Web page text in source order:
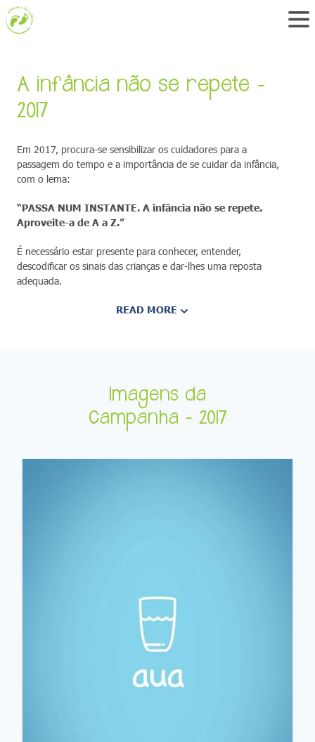
A infância não se repete -
2017
Em 2017, procura-se sensibilizar os cuidadores para a
passagem do tempo e a importância de se cuidar da infância,
com o lema:
“PASSA NUM INSTANTE. A infância não se repete.
Aproveite-a de A a Z.”
É necessário estar presente para conhecer, entender,
descodificar os sinais das crianças e dar-lhes uma reposta
adequada.
READ MORE
Imagens da
Campanha - 2017